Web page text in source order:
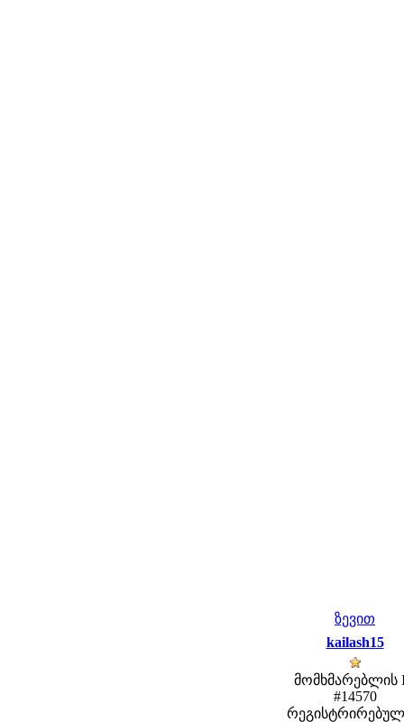
ზევით
kailash15
მომხმარებლის
#14570